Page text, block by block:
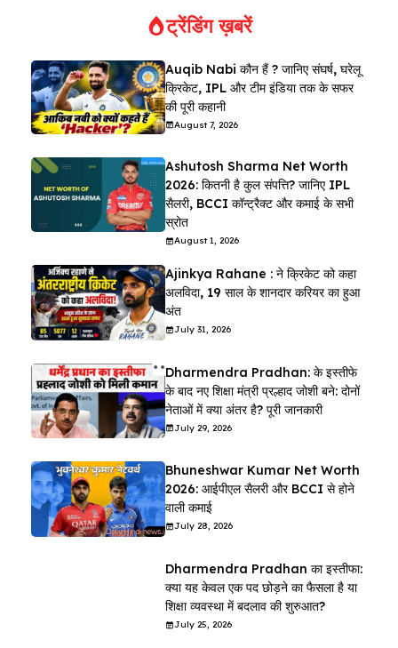
ट्रेंडिंग ख़बरें
Auqib Nabi कौन हैं ? जानिए संघर्ष, घरेलू
क्रिकेट, IPL और टीम इंडिया तक के सफर
की पूरी कहानी
August 7, 2026
Ashutosh Sharma Net Worth
2026: कितनी है कुल संपत्ति? जानिए IPL
सैलरी, BCCI कॉन्ट्रैक्ट और कमाई के सभी
स्रोत
August 1, 2026
Ajinkya Rahane : ने क्रिकेट को कहा
अलविदा, 19 साल के शानदार करियर का हुआ
अंत
July 31, 2026
Dharmendra Pradhan: के इस्तीफे
के बाद नए शिक्षा मंत्री प्रल्हाद जोशी बने: दोनों
नेताओं में क्या अंतर है? पूरी जानकारी
July 29, 2026
Bhuneshwar Kumar Net Worth
2026: आईपीएल सैलरी और BCCI से होने
वाली कमाई
July 28, 2026
Dharmendra Pradhan का इस्तीफा:
क्या यह केवल एक पद छोड़ने का फैसला है या
शिक्षा व्यवस्था में बदलाव की शुरुआत?
July 25, 2026